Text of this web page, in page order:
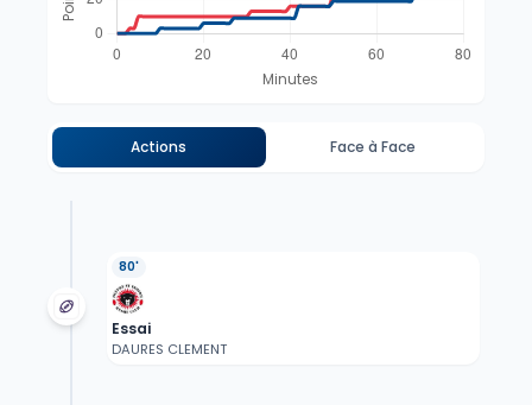
Actions Face à Face
80'
Essai
DAURES CLEMENT